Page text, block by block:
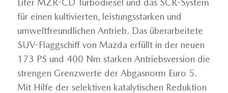
für einen kultivierten, leistungsstarken und
umweltfreundlichen Antrieb. Das überarbeitete
SUV-Flaggschiff von Mazda erfüllt in der neuen
173 PS und 400 Nm starken Antriebsversion die
strengen Grenzwerte der Abgasnorm Euro 5.
Mit Hilfe der selektiven katalytischen Reduktion